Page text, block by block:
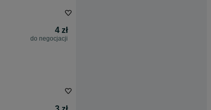
4 zł
do negocjacji